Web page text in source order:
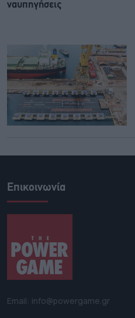
ναυπηγήσεις
Επικοινωνία
Email: info@powergame.gr